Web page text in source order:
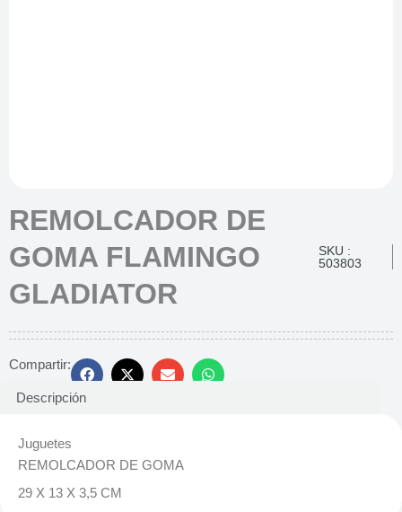
REMOLCADOR DE
GOMA FLAMINGO
GLADIATOR
SKU :
503803
Compartir:
Descripción
Juguetes
REMOLCADOR DE GOMA
29 X 13 X 3,5 CM